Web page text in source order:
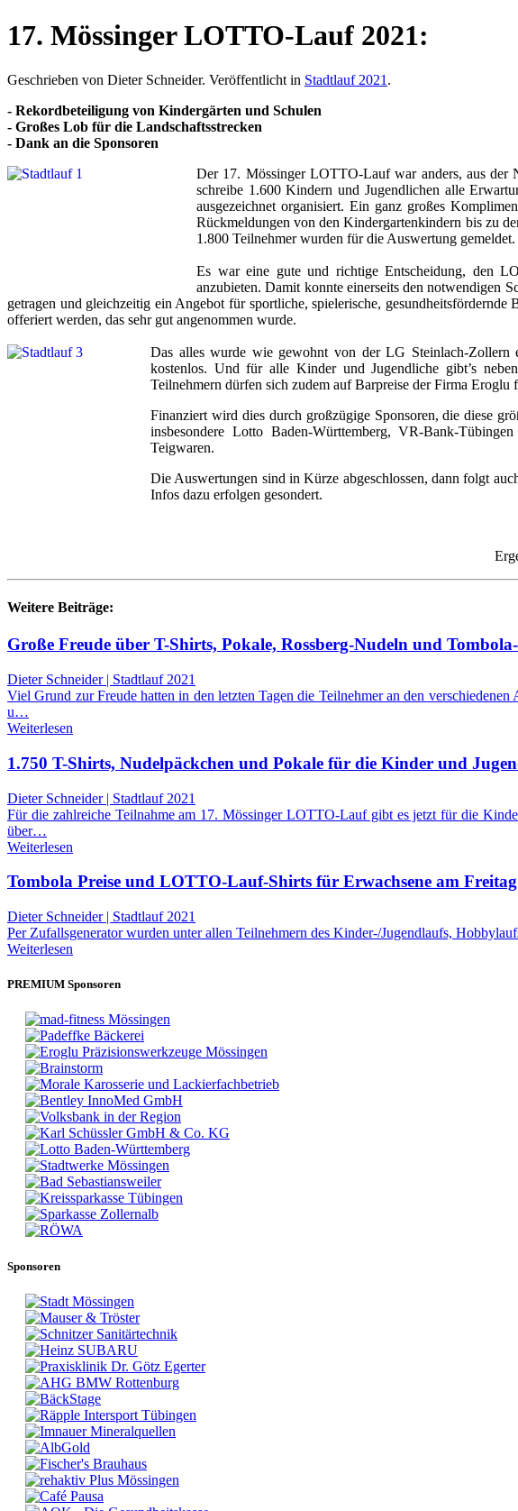
17. Mössinger LOTTO-Lauf 2021:
Geschrieben von Dieter Schneider. Veröffentlicht in Stadtlauf 2021 .
- Rekordbeteiligung von Kindergärten und Schulen
- Großes Lob für die Landschaftsstrecken
- Dank an die Sponsoren
Der 17. Mössinger LOTTO-Lauf war anders, aus
schreibe 1.600 Kindern und Jugendlichen alle
ausgezeichnet organisiert. Ein ganz großes
Rückmeldungen von den Kindergartenkindern bis zu
1.800 Teilnehmer wurden für die Auswertung
Es war eine gute und richtige Entscheidung, den
anzubieten. Damit konnte einerseits den notwendigen
getragen und gleichzeitig ein Angebot für sportliche, spielerische,
offeriert werden, das sehr gut angenommen wurde.
Das alles wurde wie gewohnt von der LG Steinlach-
kostenlos. Und für alle Kinder und Jugendliche gibt’s
Teilnehmern dürfen sich zudem auf Barpreise der Firma
Finanziert wird dies durch großzügige Sponsoren, die diese
insbesondere Lotto Baden-Württemberg, VR-Bank-
Teigwaren.
Die Auswertungen sind in Kürze abgeschlossen, dann folgt
Infos dazu erfolgen gesondert.
Weitere Beiträge:
Große Freude über T-Shirts, Pokale, Rossberg-Nudeln und
Dieter Schneider | Stadtlauf 2021
Viel Grund zur Freude hatten in den letzten Tagen die Teilnehmer an den
u…
Weiterlesen
1.750 T-Shirts, Nudelpäckchen und Pokale für die Kinder und
Dieter Schneider | Stadtlauf 2021
Für die zahlreiche Teilnahme am 17. Mössinger LOTTO-Lauf gibt es jetzt für die
über…
Weiterlesen
Tombola Preise und LOTTO-Lauf-Shirts für Erwachsene am
Dieter Schneider | Stadtlauf 2021
Per Zufallsgenerator wurden unter allen Teilnehmern des Kinder-/Jugendlaufs,
Weiterlesen
PREMIUM Sponsoren
Sponsoren